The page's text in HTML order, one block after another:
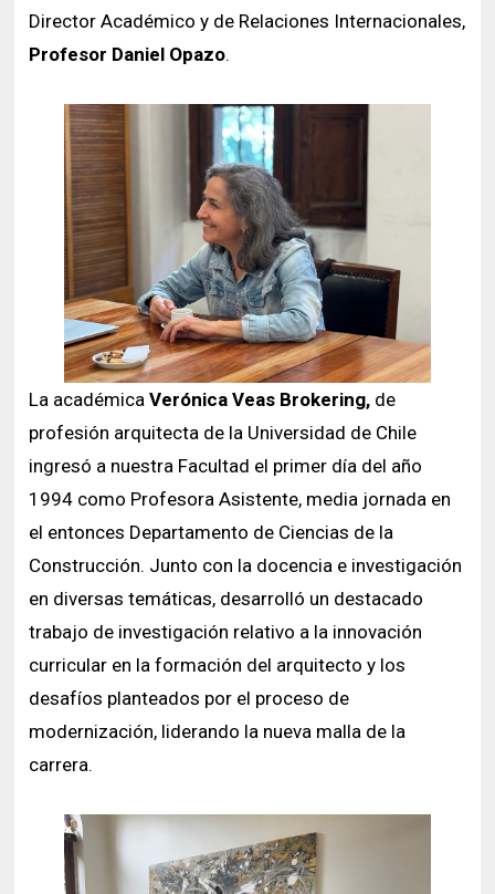
Director Académico y de Relaciones Internacionales,
Profesor Daniel Opazo.
La académicaVerónica Veas Brokering, de
profesión arquitecta de la Universidad de Chile
ingresó a nuestra Facultad el primer día del año
1994 como Profesora Asistente, media jornada en
el entonces Departamento de Ciencias de la
Construcción. Junto con la docencia e investigación
en diversas temáticas, desarrolló un destacado
trabajo de investigación relativo a la innovación
curricular en la formación del arquitecto y los
desafíos planteados por el proceso de
modernización, liderando la nueva malla de la
carrera.